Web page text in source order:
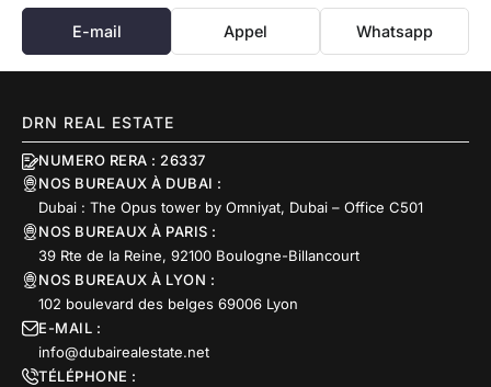
E-mail Appel Whatsapp
DRN REAL ESTATE
NUMERO RERA : 26337
NOS BUREAUX À DUBAI :
Dubai : The Opus tower by Omniyat, Dubai – Office C501
NOS BUREAUX À PARIS :
39 Rte de la Reine, 92100 Boulogne-Billancourt
NOS BUREAUX À LYON :
102 boulevard des belges 69006 Lyon
E-MAIL :
info@dubairealestate.net
TÉLÉPHONE :